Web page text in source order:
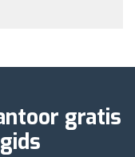
gratis